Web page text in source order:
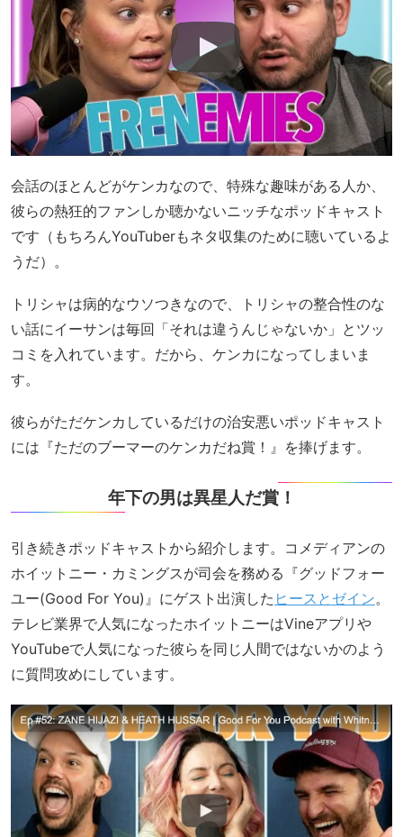
会話のほとんどがケンカなので、特殊な趣味がある人か、
彼らの熱狂的ファンしか聴かないニッチなポッドキャスト
です（もちろんYouTuberもネタ収集のために聴いているよ
うだ）。
トリシャは病的なウソつきなので、トリシャの整合性のな
い話にイーサンは毎回「それは違うんじゃないか」とツッ
コミを入れています。だから、ケンカになってしまいま
す。
彼らがただケンカしているだけの治安悪いポッドキャスト
には『ただのブーマーのケンカだね賞！』を捧げます。
年下の男は異星人だ賞！
引き続きポッドキャストから紹介します。コメディアンの
ホイットニー・カミングスが司会を務める『グッドフォー
ユー(Good For You)』にゲスト出演した ヒースとゼイン。
テレビ業界で人気になったホイットニーはVineアプリや
YouTubeで人気になった彼らを同じ人間ではないかのよう
に質問攻めにしています。